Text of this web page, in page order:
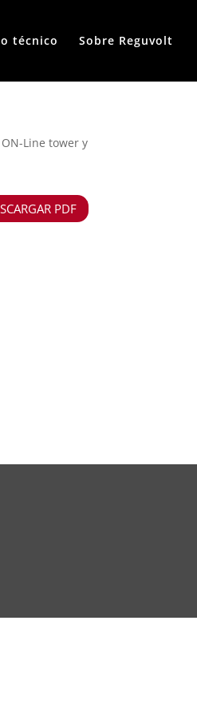
técnico Sobre Reguvolt
Line tower y
PDF